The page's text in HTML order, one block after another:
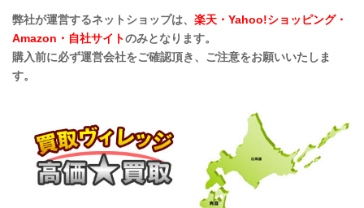
弊社が運営するネットショップは、 楽天・Yahoo!ショッピング・
Amazon・自社サイトのみとなります。
購入前に必ず運営会社をご確認頂き、ご注意をお願いいたしま
す。